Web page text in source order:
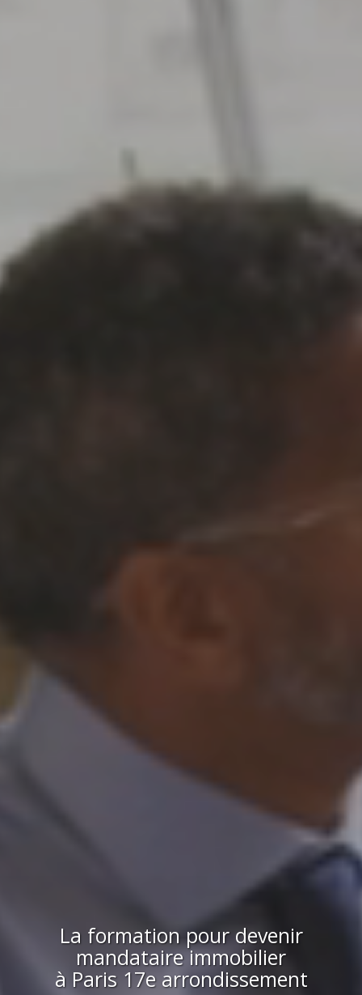
La formation pour devenir
mandataire immobilier
à Paris 17e arrondissement